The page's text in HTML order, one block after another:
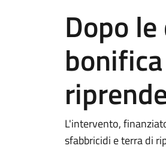
Dopo
L'intervento,
sfabbricidi e terra di